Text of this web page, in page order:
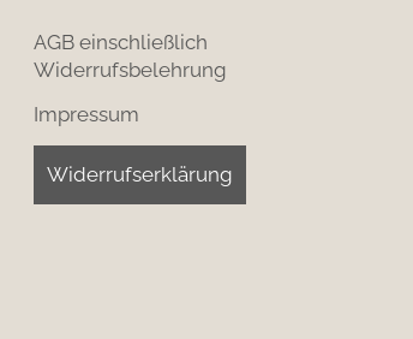
AGB einschließlich
Widerrufsbelehrung
Impressum
Widerrufserklärung